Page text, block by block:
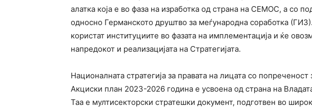
алатка која е во фаза на изработка од страна на СЕМОС, а со
односно Германското друштво за меѓународна соработка (ГИЗ).
користат институциите во фазата на имплементација и ќе
напредокот и реализацијата на Стратегијата.
Националната стратегија за правата на лицата со
Акциски план 2023-2026 година е усвоена од страна на
Таа е мултисекторски стратешки документ, подготвен во